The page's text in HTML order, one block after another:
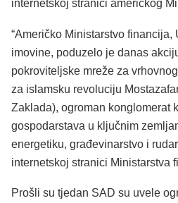
internetskoj stranici američkog
“Američko Ministarstvo financija,
imovine, poduzelo je danas
pokroviteljske mreže za
za islamsku revoluciju
Zaklada), ogroman konglomerat
gospodarstava u ključnim
energetiku, građevinarstvo i
internetskoj stranici Ministarstva
Prošli su tjedan SAD su uvele